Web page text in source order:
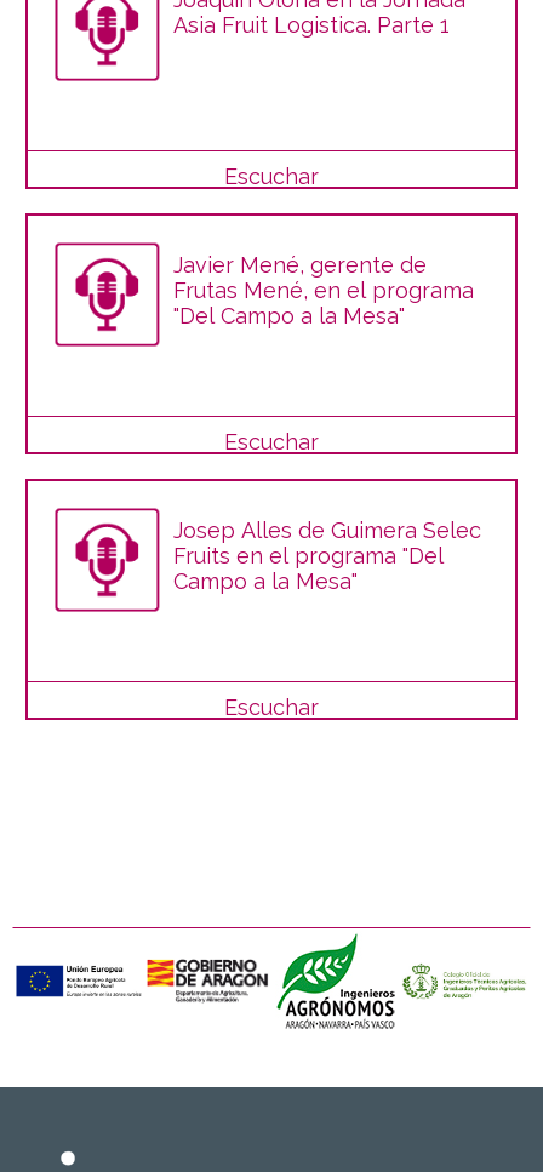
Asia Fruit Logistica. Parte 1
Escuchar
Javier Mené, gerente de
Frutas Mené, en el programa
"Del Campo a la Mesa"
Escuchar
Josep Alles de Guimera Selec
Fruits en el programa "Del
Campo a la Mesa"
Escuchar